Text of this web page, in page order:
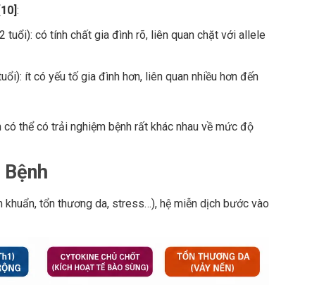
[10]:
có tính chất gia đình rõ, liên quan chặt với allele
ít có yếu tố gia đình hơn, liên quan nhiều hơn đến
thể có trải nghiệm bệnh rất khác nhau về mức độ
tổn thương da, stress…), hệ miễn dịch bước vào